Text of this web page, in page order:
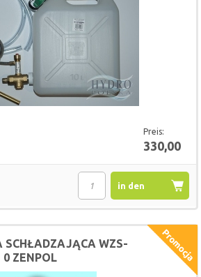
Preis:
330,00
in den
SCHŁADZAJĄCA WZS-
0 ZENPOL